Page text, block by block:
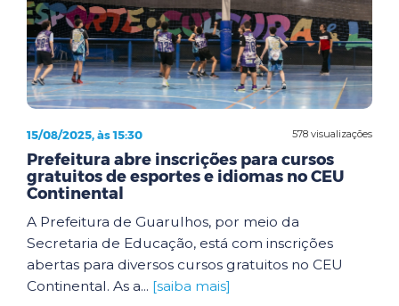
578 visualizações
15/08/2025, às 15:30
Prefeitura abre inscrições para cursos
gratuitos de esportes e idiomas no CEU
Continental
A Prefeitura de Guarulhos, por meio da
Secretaria de Educação, está com inscrições
abertas para diversos cursos gratuitos no CEU
Continental. As a... [saiba mais]